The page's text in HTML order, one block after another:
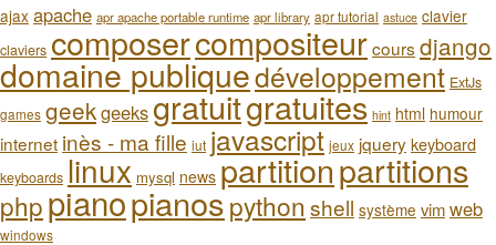
ajax apache apr apache portable runtime apr library apr tutorial astuce clavier
claviers composercompositeurcours django
domaine publiquedéveloppement ExtJs
games geekgeeksgratuitgratuites hint html humour
internet inès - ma fille iut javascript jeux jquerykeyboard
keyboards linux mysql news partitionpartitions
phppianopianospython shell système vimweb
windows